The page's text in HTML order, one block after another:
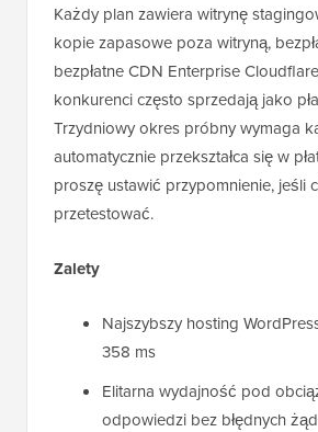
Każdy plan zawiera witrynę
kopie zapasowe poza witryną,
bezpłatne CDN Enterprise
konkurenci często sprzedają jako
Trzydniowy okres próbny wymaga
automatycznie przekształca się w
proszę ustawić przypomnienie, jeśli
przetestować.
Zalety
Najszybszy hosting
358 ms
Elitarna wydajność pod
odpowiedzi bez błędnych